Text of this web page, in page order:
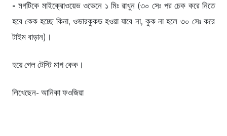
- মগটিকে মাইক্রোওয়েভ ওভেনে ১ মিঃ রাখুন (৩০ সেঃ পর চেক করে নিতে
হবে কেক হচ্ছে কিনা, ওভারকুকড হওয়া যাবে না, কুক না হলে ৩০ সেঃ করে
টাইম বাড়ান)।
হয়ে গেল টেস্টি মাগ কেক।
লিখেছেন- আনিকা ফওজিয়া